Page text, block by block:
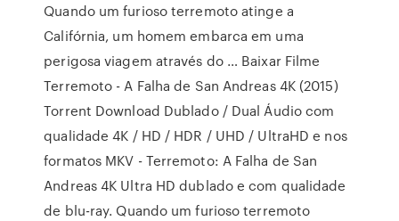
Quando um furioso terremoto atinge a
Califórnia, um homem embarca em uma
perigosa viagem através do … Baixar Filme
Terremoto - A Falha de San Andreas 4K (2015)
Torrent Download Dublado / Dual Áudio com
qualidade 4K / HD / HDR / UHD / UltraHD e nos
formatos MKV - Terremoto: A Falha de San
Andreas 4K Ultra HD dublado e com qualidade
de blu-ray. Quando um furioso terremoto